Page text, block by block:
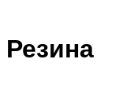
Резина